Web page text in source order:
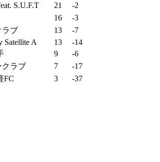
S.U.F.T 21
-2
16
-3
ラブ 13
-7
Satellite A 13
-14
9
-6
クラブ 7
-17
FC 3
-37